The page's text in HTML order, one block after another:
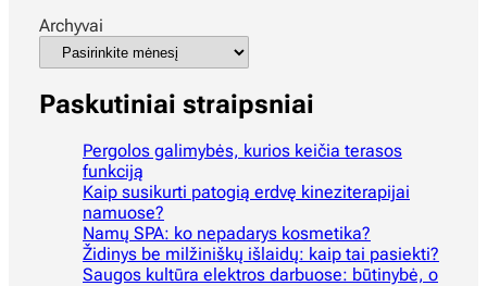
Archyvai
Paskutiniai straipsniai
Pergolos galimybės, kurios keičia terasos
funkciją
Kaip susikurti patogią erdvę kineziterapijai
namuose?
Namų SPA: ko nepadarys kosmetika?
Židinys be milžiniškų išlaidų: kaip tai pasiekti?
Saugos kultūra elektros darbuose: būtinybė, o